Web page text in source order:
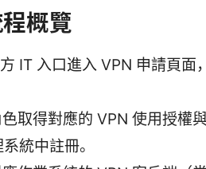
概覽
IT 入口進入 VPN 申請頁面
取得對應的 VPN 使用授權
統中註冊。